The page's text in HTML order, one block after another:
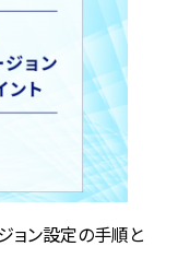
ョン設定の手順と